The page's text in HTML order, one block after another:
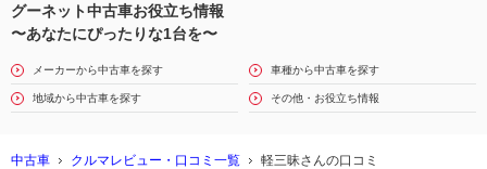
グーネット中古車お役立ち情報
〜あなたにぴったりな1台を〜
メーカーから中古車を探す 車種から中古車を探す
地域から中古車を探す その他・お役立ち情報
中古車 クルマレビュー・口コミ一覧 軽三昧さんの口コミ